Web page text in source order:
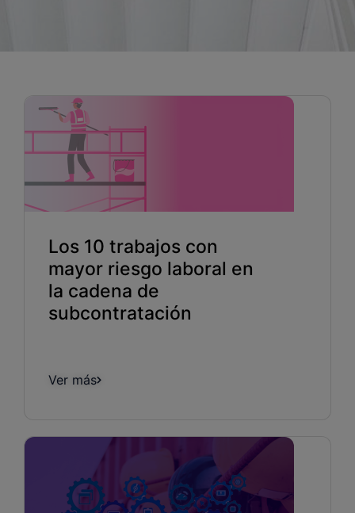
Partners
Español
Hablemos
Los 10 trabajos con
mayor riesgo laboral en
la cadena de
subcontratación
Ver más